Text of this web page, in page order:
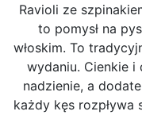
Ravioli ze
to pomysł na
włoskim. To
wydaniu. Cienkie
nadzienie, a
każdy kęs rozpływa